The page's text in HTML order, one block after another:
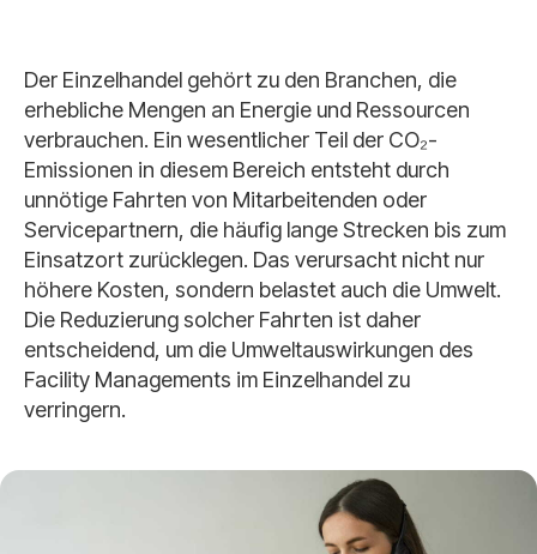
Der Einzelhandel gehört zu den Branchen, die
erhebliche Mengen an Energie und Ressourcen
verbrauchen. Ein wesentlicher Teil der CO₂-
Emissionen in diesem Bereich entsteht durch
unnötige Fahrten von Mitarbeitenden oder
Servicepartnern, die häufig lange Strecken bis zum
Einsatzort zurücklegen. Das verursacht nicht nur
höhere Kosten, sondern belastet auch die Umwelt.
Die Reduzierung solcher Fahrten ist daher
entscheidend, um die Umweltauswirkungen des
Facility Managements im Einzelhandel zu
verringern.